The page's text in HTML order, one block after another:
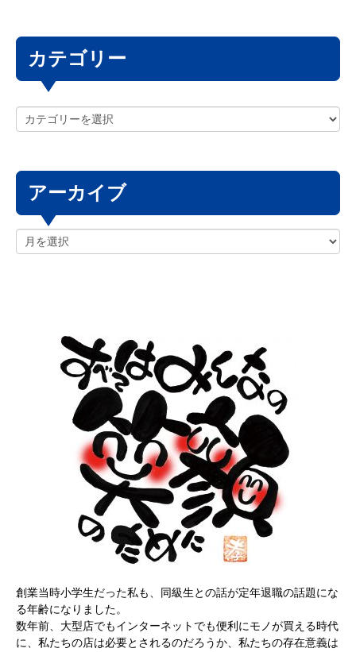
カテゴリー
アーカイブ
創業当時小学生だった私も、同級生との話が定年退職の話題にな
る年齢になりました。
数年前、大型店でもインターネットでも便利にモノが買える時代
に、私たちの店は必要とされるのだろうか、私たちの存在意義は